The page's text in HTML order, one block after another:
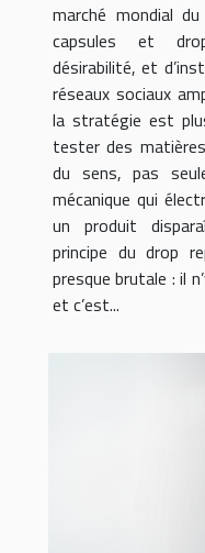
marché mondial
capsules et
désirabilité, et
réseaux sociaux
la stratégie est
tester des
du sens, pas
mécanique qui
un produit
principe du drop
presque brutale : il
et c’est...